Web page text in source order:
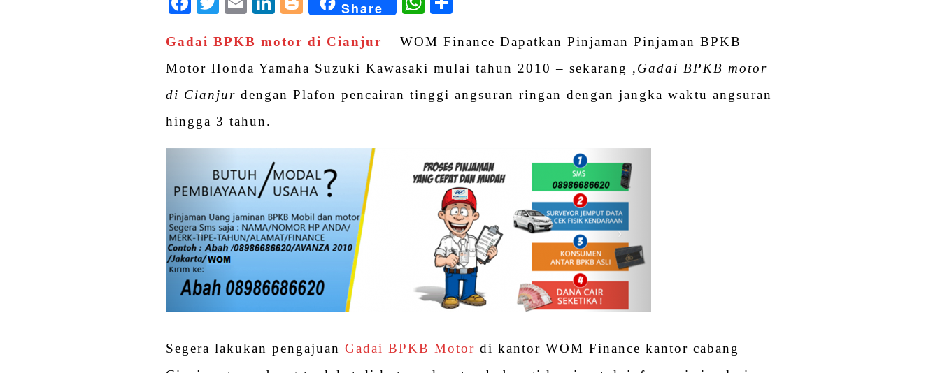
Share
Gadai BPKB motor di Cianjur – WOM Finance Dapatkan Pinjaman Pinjaman BPKB
Motor Honda Yamaha Suzuki Kawasaki mulai tahun 2010 – sekarang ,Gadai BPKB motor
di Cianjurdengan Plafon pencairan tinggi angsuran ringan dengan jangka waktu angsuran
hingga 3 tahun.
Segera lakukan pengajuanGadai BPKB Motor di kantor WOM Finance kantor cabang